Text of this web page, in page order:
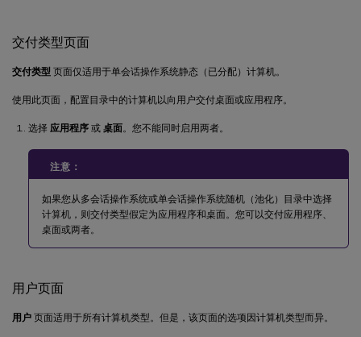
交付类型页面
交付类型 页面仅适用于单会话操作系统静态（已分配）计算机。
使用此页面，配置目录中的计算机以向用户交付桌面或应用程序。
选择 应用程序 或 桌面。您不能同时启用两者。
注意：
如果您从多会话操作系统或单会话操作系统随机（池化）目录中选择
计算机，则交付类型假定为应用程序和桌面。您可以交付应用程序、
桌面或两者。
用户页面
用户 页面适用于所有计算机类型。但是，该页面的选项因计算机类型而异。